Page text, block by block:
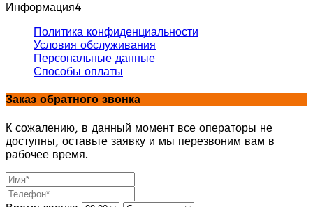
Информация4
Политика конфиденциальности
Условия обслуживания
Персональные данные
Способы оплаты
Заказ обратного звонка
К сожалению, в данный момент все операторы не
доступны, оставьте заявку и мы перезвоним вам в
рабочее время.